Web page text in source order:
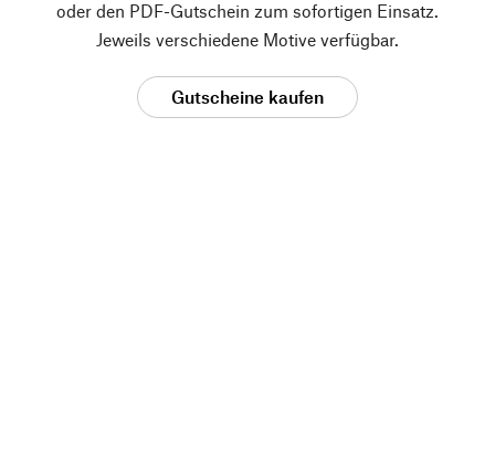
oder den PDF-Gutschein zum sofortigen Einsatz.
Jeweils verschiedene Motive verfügbar.
Gutscheine kaufen